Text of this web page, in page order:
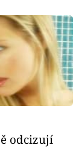
odcizují